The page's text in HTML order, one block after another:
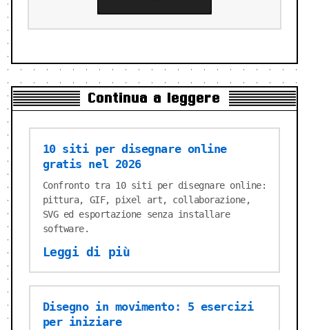
Continua a leggere
10 siti per disegnare online
gratis nel 2026
Confronto tra 10 siti per disegnare online:
pittura, GIF, pixel art, collaborazione,
SVG ed esportazione senza installare
software.
Leggi di più
Disegno in movimento: 5 esercizi
per iniziare